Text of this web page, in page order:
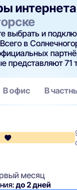
интернета
выбрать и
в
представляют 71
В офис В
месяц
до 2 дней